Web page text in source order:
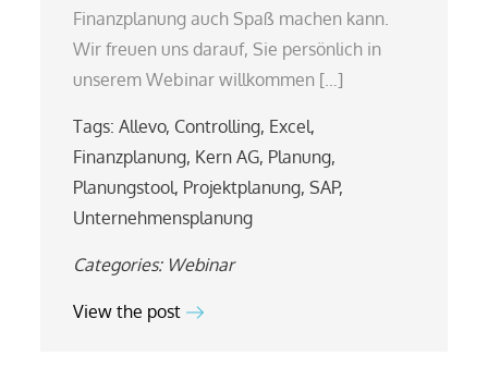
Finanzplanung auch Spaß machen kann.
Wir freuen uns darauf, Sie persönlich in
unserem Webinar willkommen […]
Tags:Allevo, Controlling, Excel,
Finanzplanung, Kern AG, Planung,
Planungstool, Projektplanung,SAP,
Unternehmensplanung
Categories: Webinar
View the post